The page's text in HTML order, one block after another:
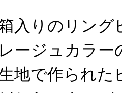
入りのリング
ージュカラー
地で作られた